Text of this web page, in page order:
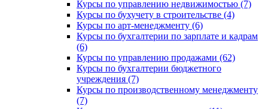
Курсы по управлению недвижимостью (7)
Курсы по бухучету в строительстве (4)
Курсы по арт-менеджменту (6)
Курсы по бухгалтерии по зарплате и кадрам
(6)
Курсы по управлению продажами (62)
Курсы по бухгалтерии бюджетного
учреждения (7)
Курсы по производственному менеджменту
(7)